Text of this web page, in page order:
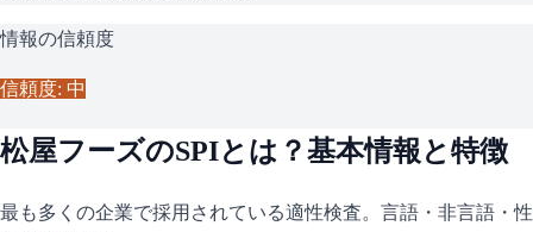
情報の信頼度
信頼度: 中
松屋フーズのSPIとは？基本情報と特徴
最も多くの企業で採用されている適性検査。言語・非言語・性